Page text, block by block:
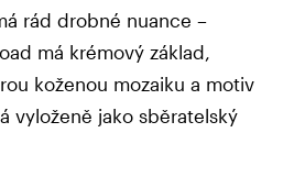
rád drobné nuance –
má krémový základ,
koženou mozaiku a motiv
vyloženě jako sběratelský